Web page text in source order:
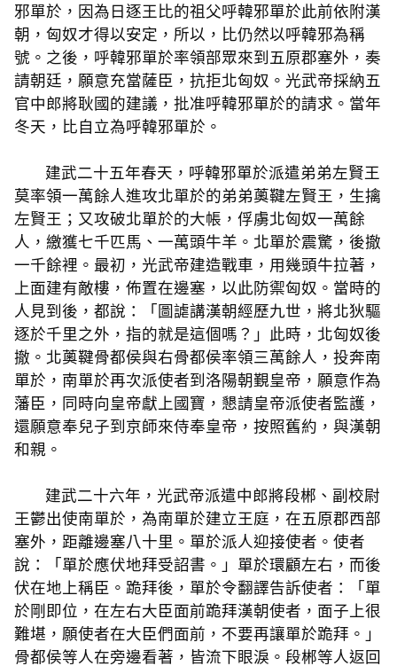
邪單於，因為日逐王比的祖父呼韓邪單於此前依附漢
朝，匈奴才得以安定，所以，比仍然以呼韓邪為稱
號。之後，呼韓邪單於率領部眾來到五原郡塞外，奏
請朝廷，願意充當薩臣，抗拒北匈奴。光武帝採納五
官中郎將耿國的建議，批准呼韓邪單於的請求。當年
冬天，比自立為呼韓邪單於。
建武二十五年春天，呼韓邪單於派遣弟弟左賢王
莫率領一萬餘人進攻北單於的弟弟薁鞬左賢王，生擒
左賢王；又攻破北單於的大帳，俘虜北匈奴一萬餘
人，繳獲七千匹馬、一萬頭牛羊。北單於震驚，後撤
一千餘裡。最初，光武帝建造戰車，用幾頭牛拉著，
上面建有敵樓，佈置在邊塞，以此防禦匈奴。當時的
人見到後，都說：「圖謔講漢朝經歷九世，將北狄驅
逐於千里之外，指的就是這個嗎？」此時，北匈奴後
撤。北薁鞬骨都侯與右骨都侯率領三萬餘人，投奔南
單於，南單於再次派使者到洛陽朝覲皇帝，願意作為
藩臣，同時向皇帝獻上國寶，懇請皇帝派使者監護，
還願意奉兒子到京師來侍奉皇帝，按照舊約，與漢朝
和親。
建武二十六年，光武帝派遣中郎將段郴、副校尉
王鬱出使南單於，為南單於建立王庭，在五原郡西部
塞外，距離邊塞八十里。單於派人迎接使者。使者
說：「單於應伏地拜受詔書。」單於環顧左右，而後
伏在地上稱臣。跪拜後，單於令翻譯告訴使者：「單
於剛即位，在左右大臣面前跪拜漢朝使者，面子上很
難堪，願使者在大臣們面前，不要再讓單於跪拜。」
骨都侯等人在旁邊看著，皆流下眼淚。段郴等人返回